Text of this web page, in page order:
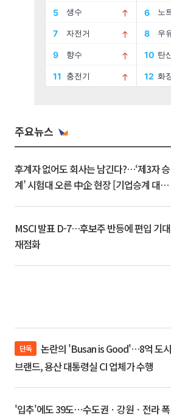
주요뉴스
후계자 없어도 회사는 남긴다?…‘제3자 승
계’ 시험대 오른 中企 현장 [기업승계 대전
MSCI 발표 D-7…후보주 반등에 편입 기대
재점화
단독
브랜드, 용산 대통령실 CI 업체가 수행
'입추'에도 39도⋯수도권ㆍ강원ㆍ전라 폭